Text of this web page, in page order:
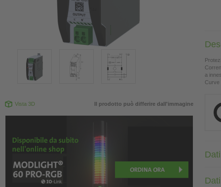
Vista 3D Il prodotto può differire dall'immagine
a
Curve